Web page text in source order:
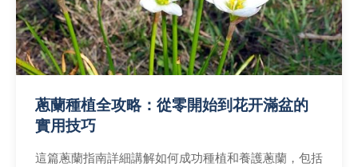
蔥蘭種植全攻略：從零開始到花开滿盆的
實用技巧
這篇蔥蘭指南詳細講解如何成功種植和養護蔥蘭，包括